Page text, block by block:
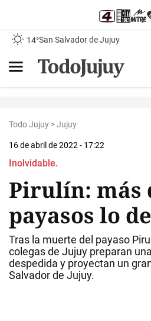
14°San Salvador de Jujuy
Todo Jujuy >Jujuy
16 de abril de 2022 - 17:22
Inolvidable.
Pirulín: más
payasos lo
Tras la muerte del payaso
colegas de Jujuy preparan
despedida y proyectan un
Salvador de Jujuy.